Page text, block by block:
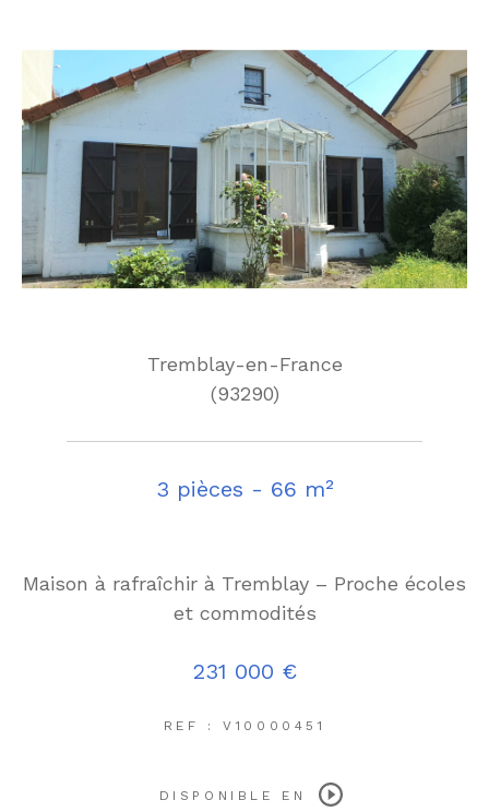
Tremblay-en-France
(93290)
3 pièces - 66 m²
Maison à rafraîchir à Tremblay – Proche écoles
et commodités
231 000 €
REF : V10000451
DISPONIBLE EN